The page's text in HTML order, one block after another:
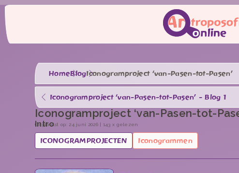
HomeBlogIconogramproject ‘van-Pasen-tot-Pasen’
Iconogramproject ‘van-Pasen-tot-Pasen’ - Blog 1
Iconogramproject ‘van-Pasen-tot-
Intro
Geplaatst op: 24 juni 2026 | 143 x gelezen
ICONOGRAMPROJECTEN Iconogrammen